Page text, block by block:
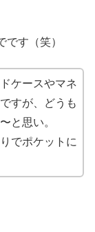
す（笑）
ケースやマネ
すが、どうも
と思い。
でポケットに